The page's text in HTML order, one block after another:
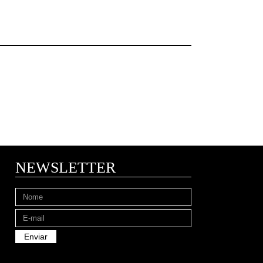
NEWSLETTER